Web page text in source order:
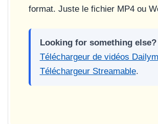
format. Juste le fichier MP4 ou
Looking for something else?
Téléchargeur de vidéos
Téléchargeur Streamable.